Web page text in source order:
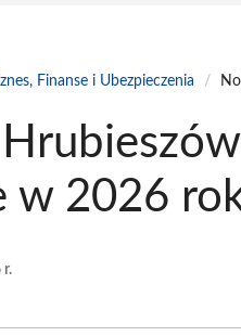
Finanse i Ubezpieczenia /
w 2026
r.